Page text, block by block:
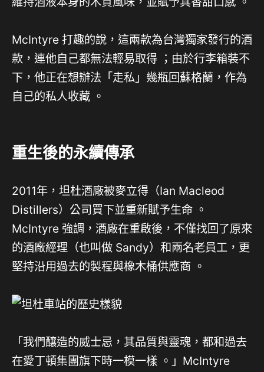
McIntyre 打趣的說，這兩款為台灣獨家發行的酒
款，連他自己都無法輕易取得 ；由於行李箱裝不
下，他正在想辦法「走私」幾瓶回蘇格蘭，作為
自己的私人收藏 。
重生後的永續傳承
2011年，坦杜酒廠被麥立得（Ian Macleod
Distillers）公司買下並重新賦予生命 。
McIntyre 強調，酒廠在重啟後，不僅找回了原來
的酒廠經理（也叫做 Sandy）和兩名老員工，更
堅持沿用過去的製程與橡木桶供應商 。
「我們釀造的威士忌，其品質與靈魂，都和過去
在愛丁頓集團旗下時一模一樣 。」McIntyre